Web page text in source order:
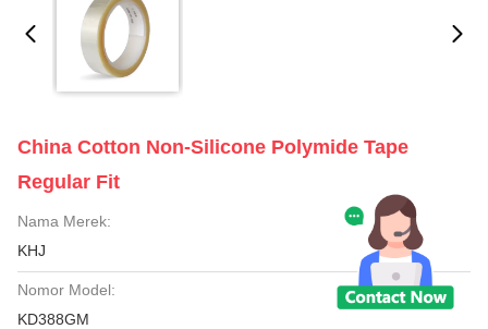
China Cotton Non-Silicone Polymide Tape
Regular Fit
Nama Merek:
KHJ
Nomor Model:
KD388GM